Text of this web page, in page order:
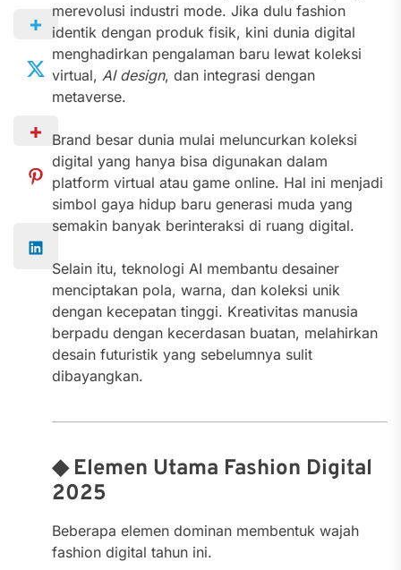
merevolusi industri mode. Jika dulu fashion
identik dengan produk fisik, kini dunia digital
menghadirkan pengalaman baru lewat koleksi
virtual, AI design, dan integrasi dengan
metaverse.
Brand besar dunia mulai meluncurkan koleksi
digital yang hanya bisa digunakan dalam
platform virtual atau game online. Hal ini menjadi
simbol gaya hidup baru generasi muda yang
semakin banyak berinteraksi di ruang digital.
Selain itu, teknologi AI membantu desainer
menciptakan pola, warna, dan koleksi unik
dengan kecepatan tinggi. Kreativitas manusia
berpadu dengan kecerdasan buatan, melahirkan
desain futuristik yang sebelumnya sulit
dibayangkan.
◆ Elemen Utama Fashion Digital
2025
Beberapa elemen dominan membentuk wajah
fashion digital tahun ini.